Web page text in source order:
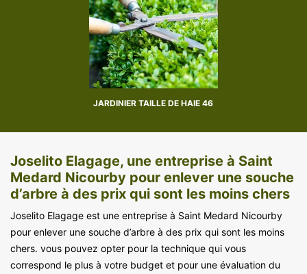
JARDINIER TAILLE DE HAIE 46
Joselito Elagage, une entreprise à Saint
Medard Nicourby pour enlever une souche
d’arbre à des prix qui sont les moins chers
Joselito Elagage est une entreprise à Saint Medard Nicourby
pour enlever une souche d’arbre à des prix qui sont les moins
chers. vous pouvez opter pour la technique qui vous
correspond le plus à votre budget et pour une évaluation du